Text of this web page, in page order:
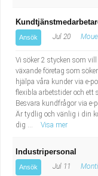
Ansök Jul 20
Vi söker 2 stycken som
växande företag som
hjälpa våra kunder via e-
flexibla arbetstider och ett
Besvara kundfrågor via
Är tydlig och vänlig i din
dig ...
Visa mer
Industripersonal
Ansök Jul 11